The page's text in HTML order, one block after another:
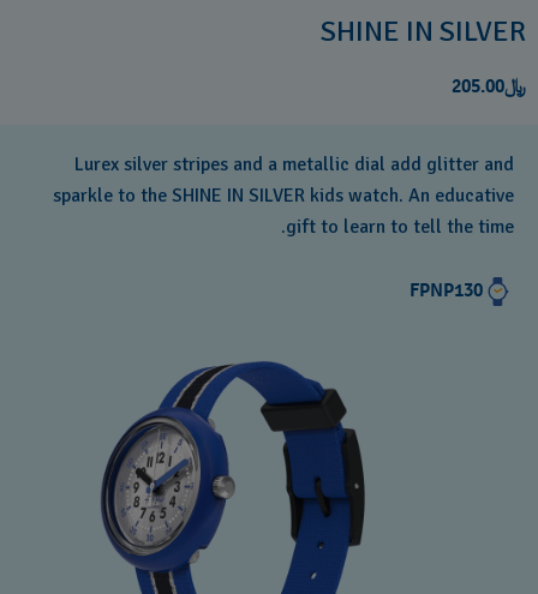
SHINE IN SILVER
﷼205.00
Lurex silver stripes and a metallic dial add glitter and
sparkle to the SHINE IN SILVER kids watch. An educative
gift to learn to tell the time.
FPNP130